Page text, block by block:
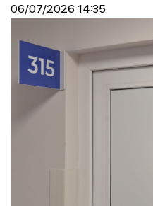
06/07/2026 14:35